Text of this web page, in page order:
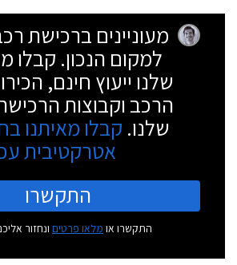
מעוניינים ברכישת
למקום הנכון. קבלו
שלנו ייעוץ חינם,
הרכב וקבוצות
שלנו. קבלו מאיתנו
אטרקטיבית
התקשרו
התקשרו או מלאו פרטים ונחזור